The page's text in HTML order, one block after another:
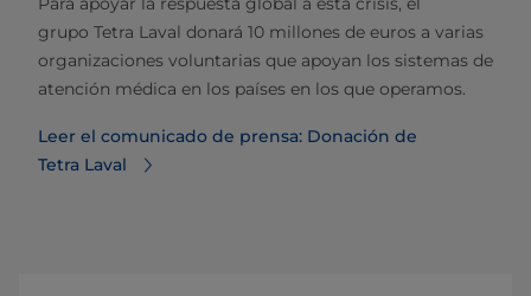
grupo Tetra Laval donará 10 millones de euros a varias
organizaciones voluntarias que apoyan los sistemas de
atención médica en los países en los que operamos.
Leer el comunicado de prensa: Donación de
Tetra Laval